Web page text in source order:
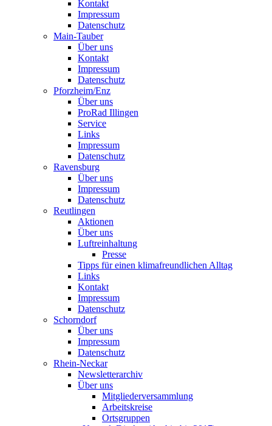
Kontakt
Impressum
Datenschutz
Main-Tauber
Über uns
Kontakt
Impressum
Datenschutz
Pforzheim/Enz
Über uns
ProRad Illingen
Service
Links
Impressum
Datenschutz
Ravensburg
Über uns
Impressum
Datenschutz
Reutlingen
Aktionen
Über uns
Luftreinhaltung
Presse
Tipps für einen klimafreundlichen Alltag
Links
Kontakt
Impressum
Datenschutz
Schorndorf
Über uns
Impressum
Datenschutz
Rhein-Neckar
Newsletterarchiv
Über uns
Mitgliederversammlung
Arbeitskreise
Ortsgruppen